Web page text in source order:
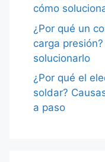
cómo
¿Por qué un
carga
solucionarlo
¿Por qué el
soldar?
a paso